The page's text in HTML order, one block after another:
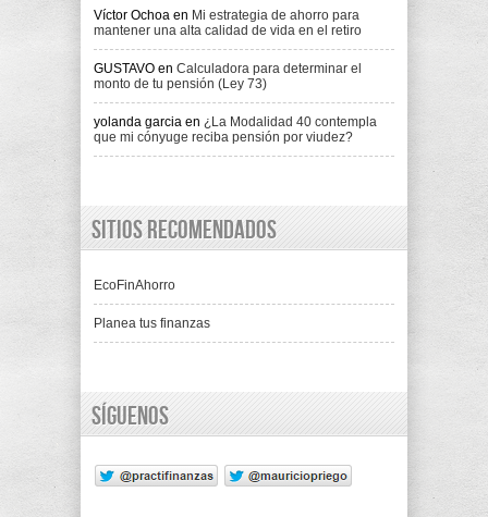
Víctor Ochoa en Mi estrategia de ahorro para
mantener una alta calidad de vida en el retiro
GUSTAVO en Calculadora para determinar el
monto de tu pensión (Ley 73)
yolanda garcia en ¿La Modalidad 40 contempla
que mi cónyuge reciba pensión por viudez?
Sitios recomendados
EcoFinAhorro
Planea tus finanzas
Síguenos